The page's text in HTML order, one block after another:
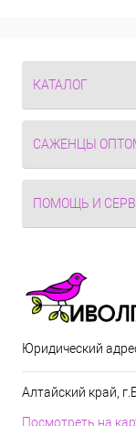
КАТАЛОГ
САЖЕНЦЫ
ПОМОЩЬ И
Юридический
Алтайский край,
Посмотреть на